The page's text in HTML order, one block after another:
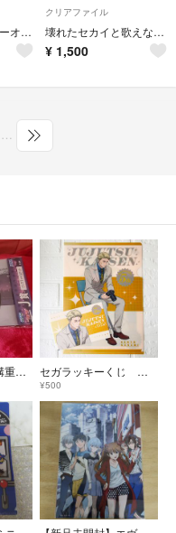
ファンタシースターオンライン クリアファイルセット
クリアファイル
壊れたセカイと歌えないミク ポップコーン クリアファイル
¥ 1,500
…
名探偵コナン 横溝重悟 クリアファイル セガラッキーくじ 呪術廻戦5周年 七海建人 クリアファイル＆ステッカーセット
¥500